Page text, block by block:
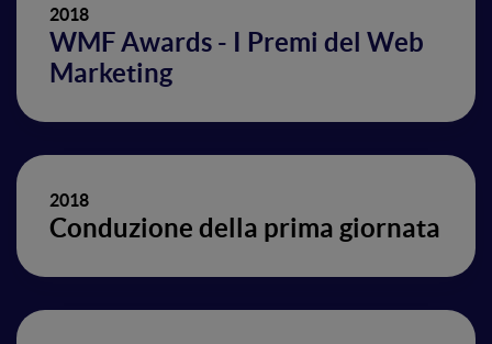
2018
WMF Awards - I Premi del Web
Marketing
2018
Conduzione della prima giornata